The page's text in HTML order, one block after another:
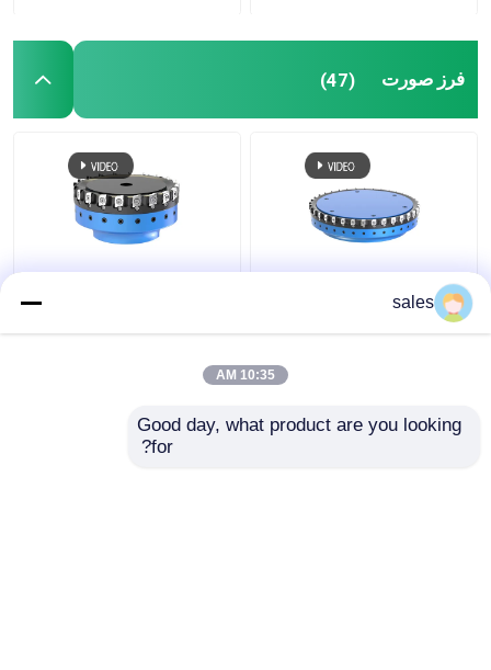
ابزار کاربید جامد
ابزارهای برش PCD
درج کاربید
چرخ نوشتن
درج های تراشه شکن
فرز صورت (47)
غیرقابل نمایش
30 برای ماشینکاری فرز
برش فرز صورت غیرآهنی
sales
10:35 AM
Good day, what product are you looking
for?